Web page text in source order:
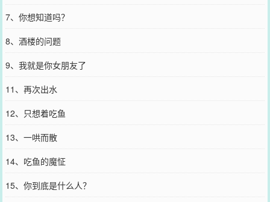
7、你想知道吗？
8、酒楼的问题
9、我就是你女朋友了
11、再次出水
12、只想着吃鱼
13、一哄而散
14、吃鱼的魔怔
15、你到底是什么人？